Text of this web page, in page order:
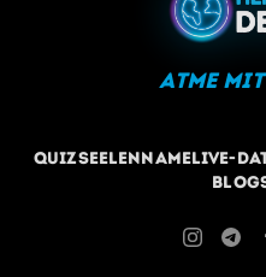
Atme
QuizSeelennameLive-
Blog